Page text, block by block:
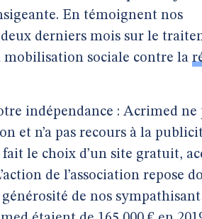
En témoignent nos
derniers mois sur le
mobilisation sociale contre la
indépendance : Acrimed ne
et n’a pas recours à la
le choix d’un site gratuit,
de l’association repose
de nos